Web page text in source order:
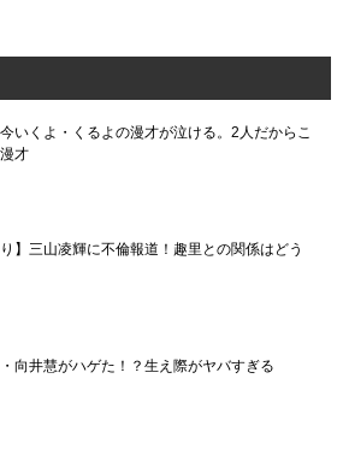
いくよ・くるよの漫才が泣ける。2人だからこ
才
り】三山凌輝に不倫報道！趣里との関係はどう
向井慧がハゲた！？生え際がヤバすぎる